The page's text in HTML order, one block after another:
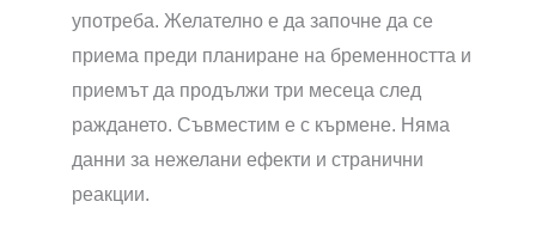
употреба. Желателно е да започне да се
приема преди планиране на бременността и
приемът да продължи три месеца след
раждането. Съвместим е с кърмене. Няма
данни за нежелани ефекти и странични
реакции.